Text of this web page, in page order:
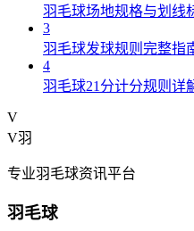
羽毛球场地规格与划线
3
羽毛球发球规则完整指
4
羽毛球21分计分规则详
V
V羽
专业羽毛球资讯平台
羽毛球